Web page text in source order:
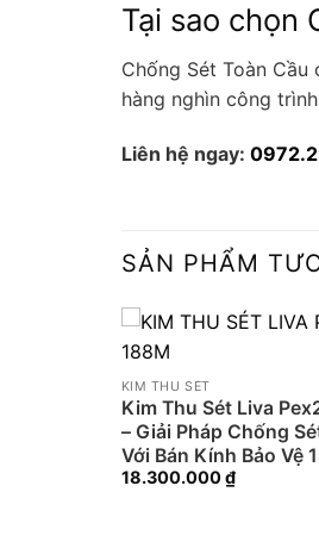
Tại sao chọn
Chống Sét Toàn
hàng nghìn công
Liên hệ ngay:
SẢN PHẨM
KIM THU SÉT
Kim Thu Sét Liva
– Giải Pháp Chống
Với Bán Kính Bảo Vệ
18.300.000₫